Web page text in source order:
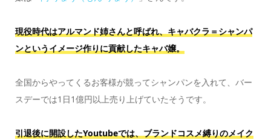
現役時代はアルマンド姉さんと呼ばれ、キャバクラ＝シャンパ
ンというイメージ作りに貢献したキャバ嬢。
全国からやってくるお客様が競ってシャンパンを入れて、バー
スデーでは1日1億円以上売り上げていたそうです。
引退後に開設したYoutubeでは、ブランドコスメ縛りのメイク